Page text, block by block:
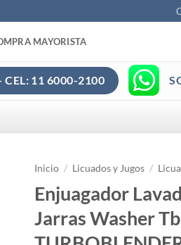
MAYORISTA
CEL: 11 6000-2100
Inicio / Licuados y Jugos /
Enjuagador
Jarras Washer